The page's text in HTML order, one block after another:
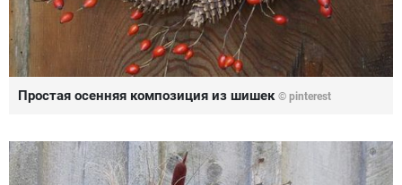
Простая осенняя композиция из шишек © pinterest